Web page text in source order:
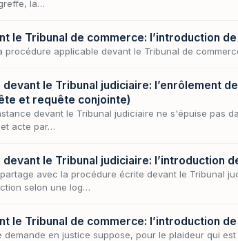
la…
le Tribunal de commerce: l’introduction de
procédure applicable devant le Tribunal de
le Tribunal judiciaire: l’enrôlement
et requête conjointe)
devant le Tribunal judiciaire ne s'épuise pas
acte par…
le Tribunal judiciaire: l’introduction
avec la procédure écrite devant le Tribunal
selon une log…
le Tribunal de commerce: l’introduction de
demande en justice suppose, pour le plaideur qui